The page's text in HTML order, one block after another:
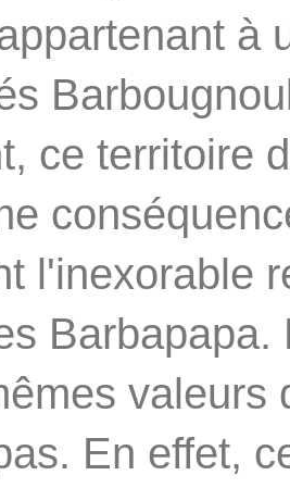
à
ce territoire
l'inexorable
Barbapapa.
valeurs
En effet,